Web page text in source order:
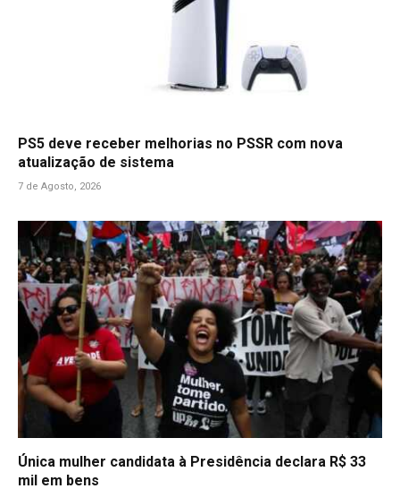
PS5 deve receber melhorias no PSSR com nova
atualização de sistema
7 de Agosto, 2026
Única mulher candidata à Presidência declara R$ 33
mil em bens